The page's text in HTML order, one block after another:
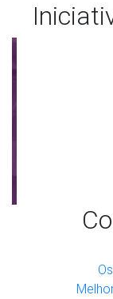
sobre
Compilamos